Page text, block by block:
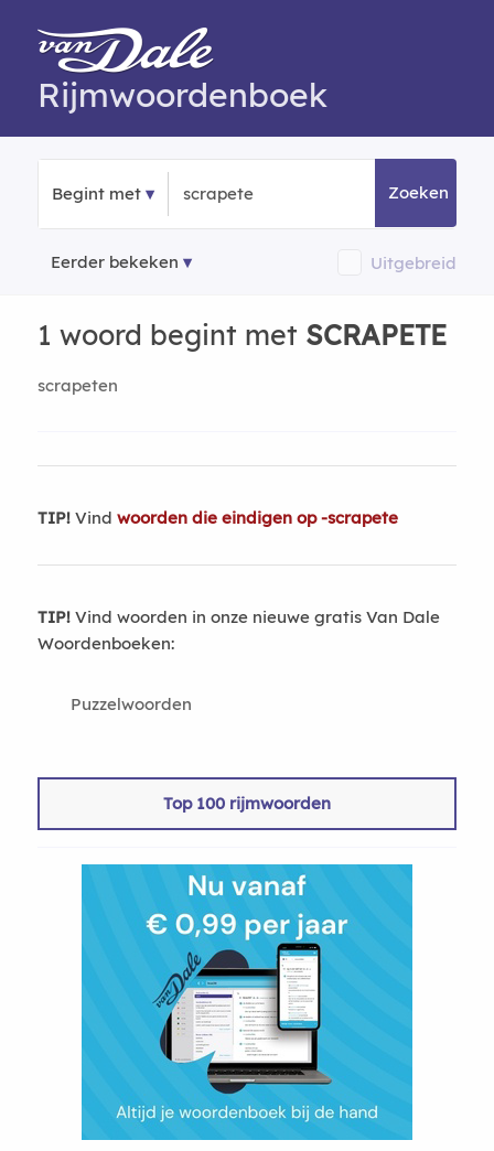
Rijmwoordenboek
Begint met Zoeken
Eerder bekeken Uitgebreid
1 woord begint met SCRAPETE
scrapeten
TIP!Vind woorden die eindigen op -scrapete
TIP!Vind woorden in onze nieuwe gratis Van Dale
Woordenboeken:
Puzzelwoorden
Top 100 rijmwoorden